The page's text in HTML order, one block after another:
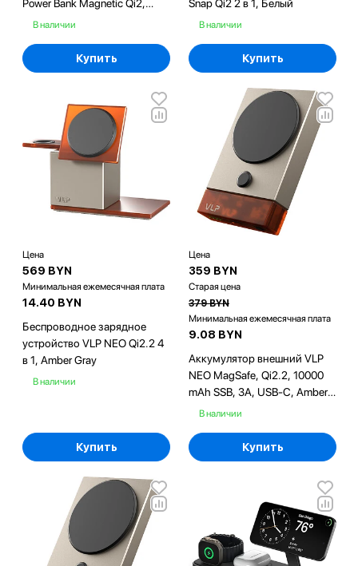
Power Bank Magnetic Qi2,
5000mAh, цвет: коричневый
В наличии
Купить
Snap Qi2 2 в 1, Белый
В наличии
Купить
Цена
569 BYN
Минимальная ежемесячная плата
14.40 BYN
Беспроводное зарядное
устройство VLP NEO Qi2.2 4
в 1, Amber Gray
В наличии
Купить
Цена
359 BYN
Старая цена
379 BYN
Минимальная ежемесячная плата
9.08 BYN
Аккумулятор внешний VLP
NEO MagSafe, Qi2.2, 10000
mAh SSB, 3A, USB-C, Amber
GrayВ наличии
Купить